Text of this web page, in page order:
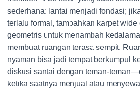
sederhana: lantai menjadi fondasi;
terlalu formal, tambahkan karpet wide
geometris untuk menambah
membuat ruangan terasa sempit.
nyaman bisa jadi tempat berkumpul
diskusi santai dengan teman-
ketika saatnya menjual atau